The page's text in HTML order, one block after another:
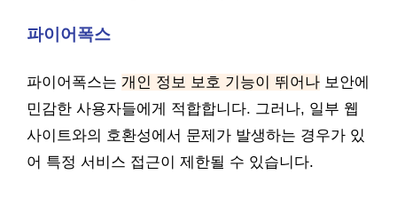
파이어폭스
파이어폭스는 개인 정보 보호 기능이 뛰어나 보안에
민감한 사용자들에게 적합합니다. 그러나, 일부 웹
사이트와의 호환성에서 문제가 발생하는 경우가 있
어 특정 서비스 접근이 제한될 수 있습니다.